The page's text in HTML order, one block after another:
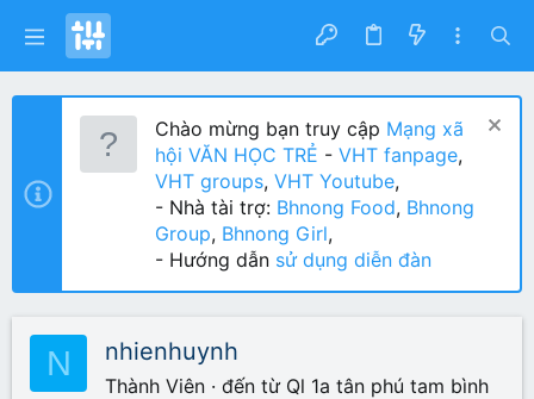
Chào mừng bạn truy cập Mạng xã
hội VĂN HỌC TRẺ - VHT fanpage,
VHT groups, VHT Youtube,
- Nhà tài trợ: Bhnong Food, Bhnong
Group, Bhnong Girl,
- Hướng dẫn sử dụng diễn đàn
N nhienhuynh
Thành Viên · đến từ Ql 1a tân phú tam bình